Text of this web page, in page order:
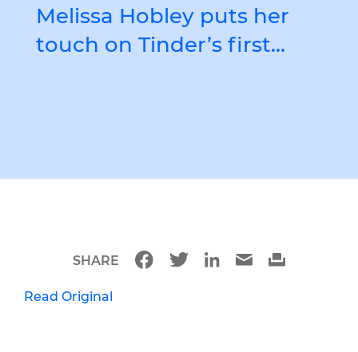
Melissa Hobley puts her
touch on Tinder’s first…
Read Original
SHARE